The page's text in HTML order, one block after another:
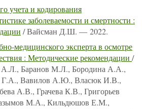
учета и кодирования
заболеваемости и смертности :
/ Вайсман Д.Ш. — 2022.
медицинского эксперта в осмотре
: Методические рекомендации /
Баранов М.Л., Бородина А.А.,
Г.А., Вавилов А.Ю., Власюк И.В.,
А.В., Грачева К.В., Григорьев
М.А., Кильдюшов Е.М.,